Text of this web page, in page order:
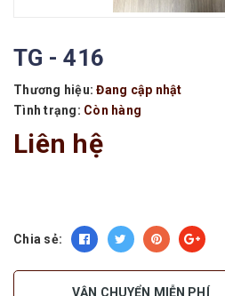
TG - 416
Thương hiệu: Đang cập nhật
Tình trạng: Còn hàng
Liên hệ
Chia sẻ:
VẬN CHUYỂN MIỄN PHÍ